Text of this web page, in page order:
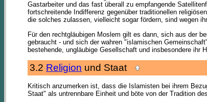
Gastarbeiter und das fast überall zu empfangende
fortschreitende Indifferenz gegenüber traditionellen
die solches zulassen, vielleicht sogar fördern, sind wegen
Für den rechtgläubigen Moslem gilt es dann, sich aus der
gebraucht - und sich der wahren "islamischen
bestehende, ungläubige Gesellschaft und insbesondere ihr
3.2 Religion und Staat
Kritisch anzumerken ist, dass die Islamisten bei ihrem
Staat" als untrennbare Einheit und böte von der Tradition